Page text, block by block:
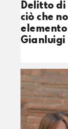
Delitto
ciò che